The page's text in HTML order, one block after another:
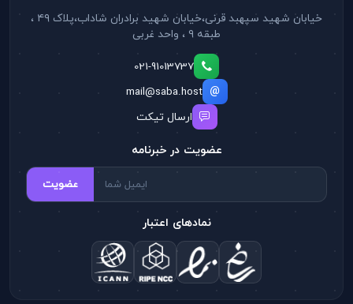
خیابان شهید سپهبد قرنی،خیابان شهید برادران شاداب،پلاک ۴۹ ،
طبقه ۹ ، واحد غربی
021-91013737
mail@saba.host
ارسال تیکت
عضویت در خبرنامه
عضویت
نمادهای اعتبار